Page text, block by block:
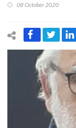
08 October 2020